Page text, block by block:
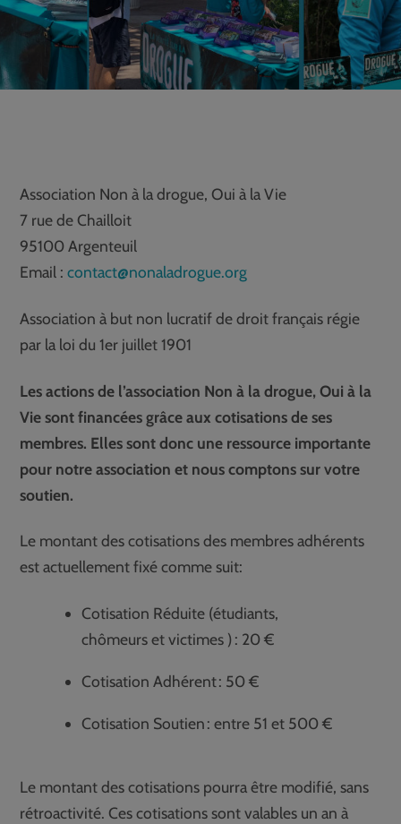
Association Non à la drogue, Oui à la Vie
7 rue de Chailloit
95100 Argenteuil
Email :contact@nonaladrogue.org
Association à but non lucratif de droit français régie
par la loi du 1er juillet 1901
Les actions de l’association Non à la drogue, Oui à la
Vie sont financées grâce aux cotisations de ses
membres. Elles sont donc une ressource importante
pour notre association et nous comptons sur votre
soutien.
Le montant des cotisations des membres adhérents
est actuellement fixé comme suit:
Cotisation Réduite (étudiants,
chômeurs et victimes ) : 20 €
Cotisation Adhérent : 50 €
Cotisation Soutien : entre 51 et 500 €
Le montant des cotisations pourra être modifié, sans
rétroactivité. Ces cotisations sont valables un an à